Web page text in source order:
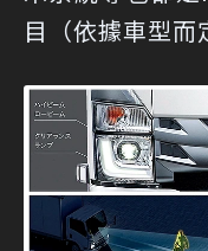
目（依據車型而